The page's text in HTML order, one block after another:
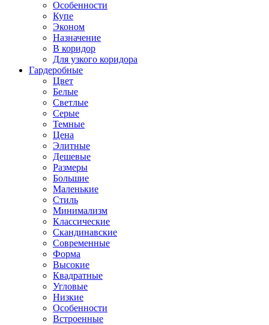
Особенности
Купе
Эконом
Назначение
В коридор
Для узкого коридора
Гардеробные
Цвет
Белые
Светлые
Серые
Темные
Цена
Элитные
Дешевые
Размеры
Большие
Маленькие
Стиль
Минимализм
Классические
Скандинавские
Современные
Форма
Высокие
Квадратные
Угловые
Низкие
Особенности
Встроенные